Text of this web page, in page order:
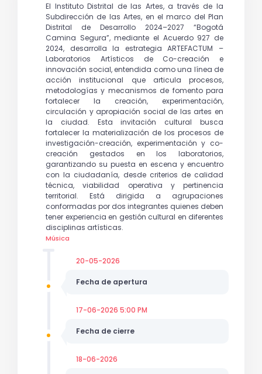
El Instituto Distrital de las Artes, a través de la
Subdirección de las Artes, en el marco del Plan
Distrital de Desarrollo 2024–2027 “Bogotá
Camina Segura”, mediante el Acuerdo 927 de
2024, desarrolla la estrategia ARTEFACTUM –
Laboratorios Artísticos de Co-creación e
innovación social, entendida como una línea de
acción institucional que articula procesos,
metodologías y mecanismos de fomento para
fortalecer la creación, experimentación,
circulación y apropiación social de las artes en
la ciudad. Esta invitación cultural busca
fortalecer la materialización de los procesos de
investigación-creación, experimentación y co-
creación gestados en los laboratorios,
garantizando su puesta en escena y encuentro
con la ciudadanía, desde criterios de calidad
técnica, viabilidad operativa y pertinencia
territorial. Está dirigida a agrupaciones
conformadas por dos integrantes quienes deben
tener experiencia en gestión cultural en diferentes
disciplinas artísticas.
Música
20-05-2026
Fecha de apertura
17-06-2026 5:00 PM
Fecha de cierre
18-06-2026